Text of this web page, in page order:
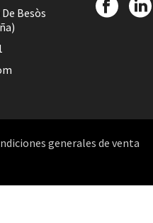
Besòs
generales de venta